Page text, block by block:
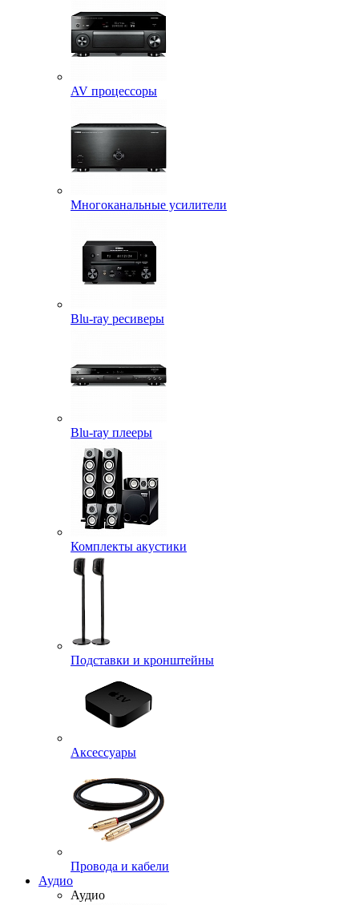
AV процессоры
Многоканальные усилители
Blu-ray ресиверы
Blu-ray плееры
Комплекты акустики
Подставки и кронштейны
Аксессуары
Провода и кабели
Аудио
Аудио